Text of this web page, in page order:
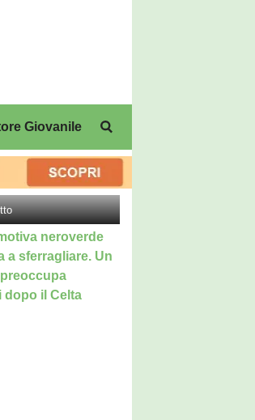
Giovanile
neroverde
a sferragliare. Un
dopo il Celta